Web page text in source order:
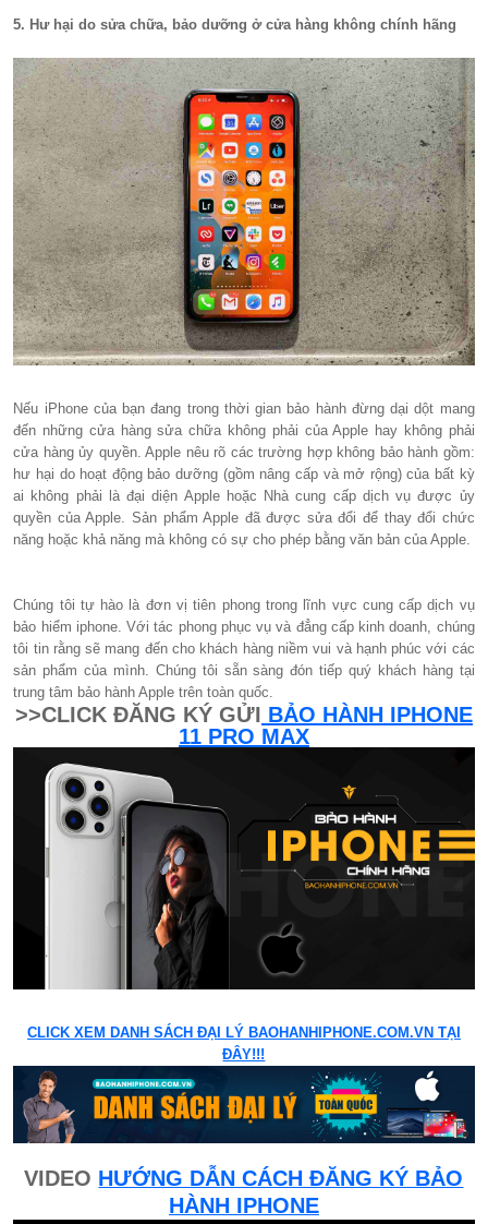
5. Hư hại do sửa chữa, bảo dưỡng ở cửa hàng không chính hãng
Nếu iPhone của bạn đang trong thời gian bảo hành đừng dại dột mang
đến những cửa hàng sửa chữa không phải của Apple hay không phải
cửa hàng ủy quyền. Apple nêu rõ các trường hợp không bảo hành gồm:
hư hại do hoạt động bảo dưỡng (gồm nâng cấp và mở rộng) của bất kỳ
ai không phải là đại diện Apple hoặc Nhà cung cấp dịch vụ được ủy
quyền của Apple. Sản phẩm Apple đã được sửa đổi để thay đổi chức
năng hoặc khả năng mà không có sự cho phép bằng văn bản của Apple.
Chúng tôi tự hào là đơn vị tiên phong trong lĩnh vực cung cấp dịch vụ
bảo hiểm iphone. Với tác phong phục vụ và đẳng cấp kinh doanh, chúng
tôi tin rằng sẽ mang đến cho khách hàng niềm vui và hạnh phúc với các
sản phẩm của mình. Chúng tôi sẵn sàng đón tiếp quý khách hàng tại
trung tâm bảo hành Apple trên toàn quốc.
>>CLICK ĐĂNG KÝ GỬI BẢO HÀNH IPHONE
11 PRO MAX
CLICK XEM DANH SÁCH ĐẠI LÝ BAOHANHIPHONE.COM.VN TẠI
ĐÂY!!!
VIDEO HƯỚNG DẪN CÁCH ĐĂNG KÝ BẢO
HÀNH IPHONE